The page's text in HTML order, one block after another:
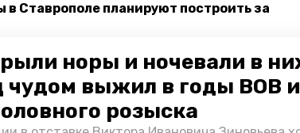
норы и ночевали в
чудом выжил в годы ВОВ
розыска
Ставрополе планируют построить за
поступили в медучреждения
округа закупили три автомобиля